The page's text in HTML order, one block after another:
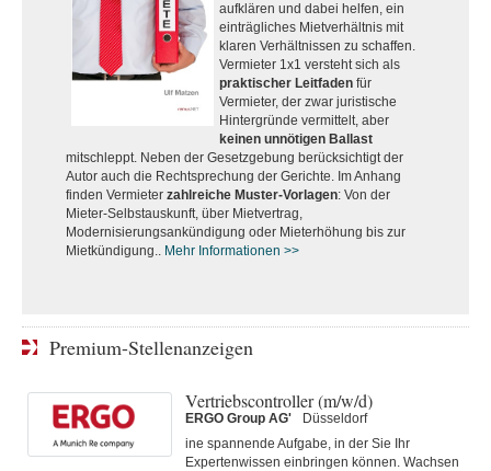
aufklären und dabei helfen, ein
einträgliches Mietverhältnis mit
klaren Verhältnissen zu schaffen.
Vermieter 1x1 versteht sich als
praktischer Leitfaden für
Vermieter, der zwar juristische
Hintergründe vermittelt, aber
keinen unnötigen Ballast
mitschleppt. Neben der Gesetzgebung berücksichtigt der
Autor auch die Rechtsprechung der Gerichte. Im Anhang
finden Vermieter zahlreiche Muster-Vorlagen: Von der
Mieter-Selbstauskunft, über Mietvertrag,
Modernisierungsankündigung oder Mieterhöhung bis zur
Mietkündigung.. Mehr Informationen >>
Premium-Stellenanzeigen
Vertriebscontroller (m/w/d)
ERGO Group AG'
Düsseldorf
ine spannende Aufgabe, in der Sie Ihr
Expertenwissen einbringen können. Wachsen